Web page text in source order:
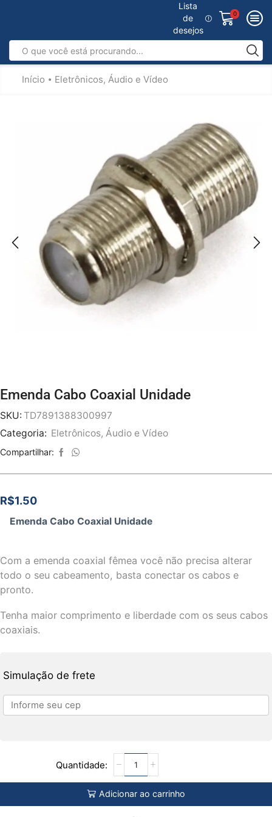
Lista
de
desejos
0
Início • Eletrônicos, Áudio e Vídeo
Emenda Cabo Coaxial Unidade
SKU: TD7891388300997
Categoria: Eletrônicos, Áudio e Vídeo
Compartilhar:
R$1.50
Emenda Cabo Coaxial Unidade
Com a emenda coaxial fêmea você não precisa alterar
todo o seu cabeamento, basta conectar os cabos e
pronto.
Tenha maior comprimento e liberdade com os seus cabos
coaxiais.
Simulação de frete
Adicionar ao carrinho